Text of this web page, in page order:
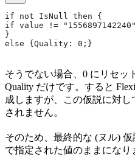
if not IsNull then {
if value !=
}
else {Quality: 0;}
そうでない場合、0 にリセッ
Quality だけです。すると
成しますが、この仮説に対し
されません。
そのため、最終的な (ヌル) 仮
で指定された値のままにな